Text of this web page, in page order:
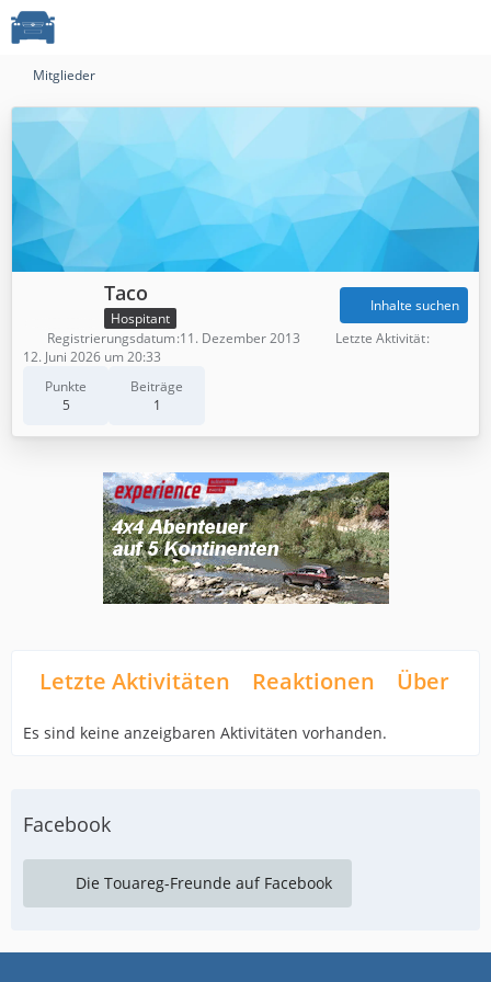
Mitglieder
Taco
Hospitant
Punkte
5
Beiträge
1
Inhalte suchen
Registrierungsdatum 11. Dezember 2013
Letzte Aktivität
12. Juni 2026 um 20:33
Letzte Aktivitäten Reaktionen Über
Es sind keine anzeigbaren Aktivitäten vorhanden.
Facebook
Die Touareg-Freunde auf Facebook